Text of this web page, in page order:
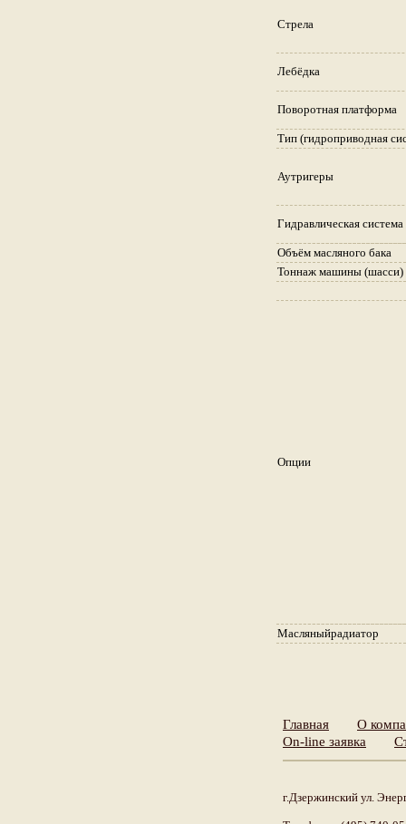
Стрела
Лебёдка
Поворотная платформа
Тип (гидроприводная
Аутригеры
Гидравлическая система
Объём масляного бака
Тоннаж машины (шасси)
Опции
Масляныйрадиатор
Главная
О
On-line заявка
г.Дзержинский ул.